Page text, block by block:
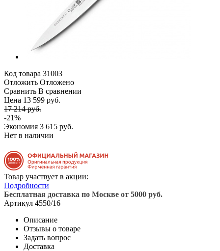
Код товара 31003
Отложить Отложено
Сравнить В сравнении
Цена 13 599 руб.
17 214 руб.
-21%
Экономия 3 615 руб.
Нет в наличии
Товар участвует в акции:
Подробности
Бесплатная доставка по Москве от 5000 руб.
Артикул 4550/16
Описание
Отзывы о товаре
Задать вопрос
Доставка